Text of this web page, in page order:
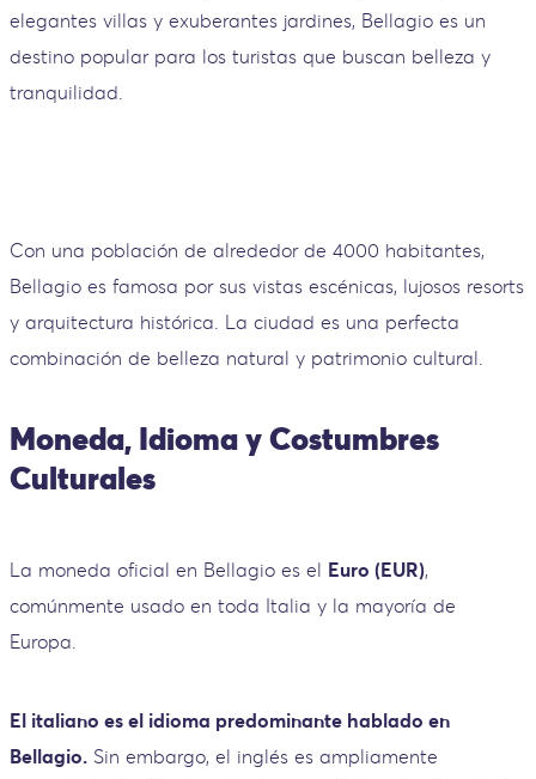
elegantes villas y exuberantes jardines, Bellagio es un
destino popular para los turistas que buscan belleza y
tranquilidad.
Con una población de alrededor de 4000 habitantes,
Bellagio es famosa por sus vistas escénicas, lujosos resorts
y arquitectura histórica. La ciudad es una perfecta
combinación de belleza natural y patrimonio cultural.
Moneda, Idioma y Costumbres
Culturales
La moneda oficial en Bellagio es el Euro (EUR),
comúnmente usado en toda Italia y la mayoría de
Europa.
El italiano es el idioma predominante hablado en
Bellagio. Sin embargo, el inglés es ampliamente